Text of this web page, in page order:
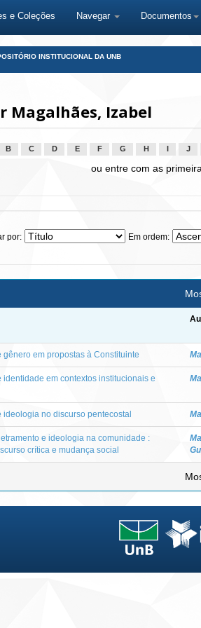
e Coleções Navegar Documentos
INSTITUCIONAL DA UNB
Magalhães, Izabel
B C D E F G H J
ou entre com as
por: Em ordem:
gênero em propostas à Constituinte
identidade em contextos institucionais e
ideologia no discurso pentecostal
e ideologia na comunidade :
crítica e mudança social